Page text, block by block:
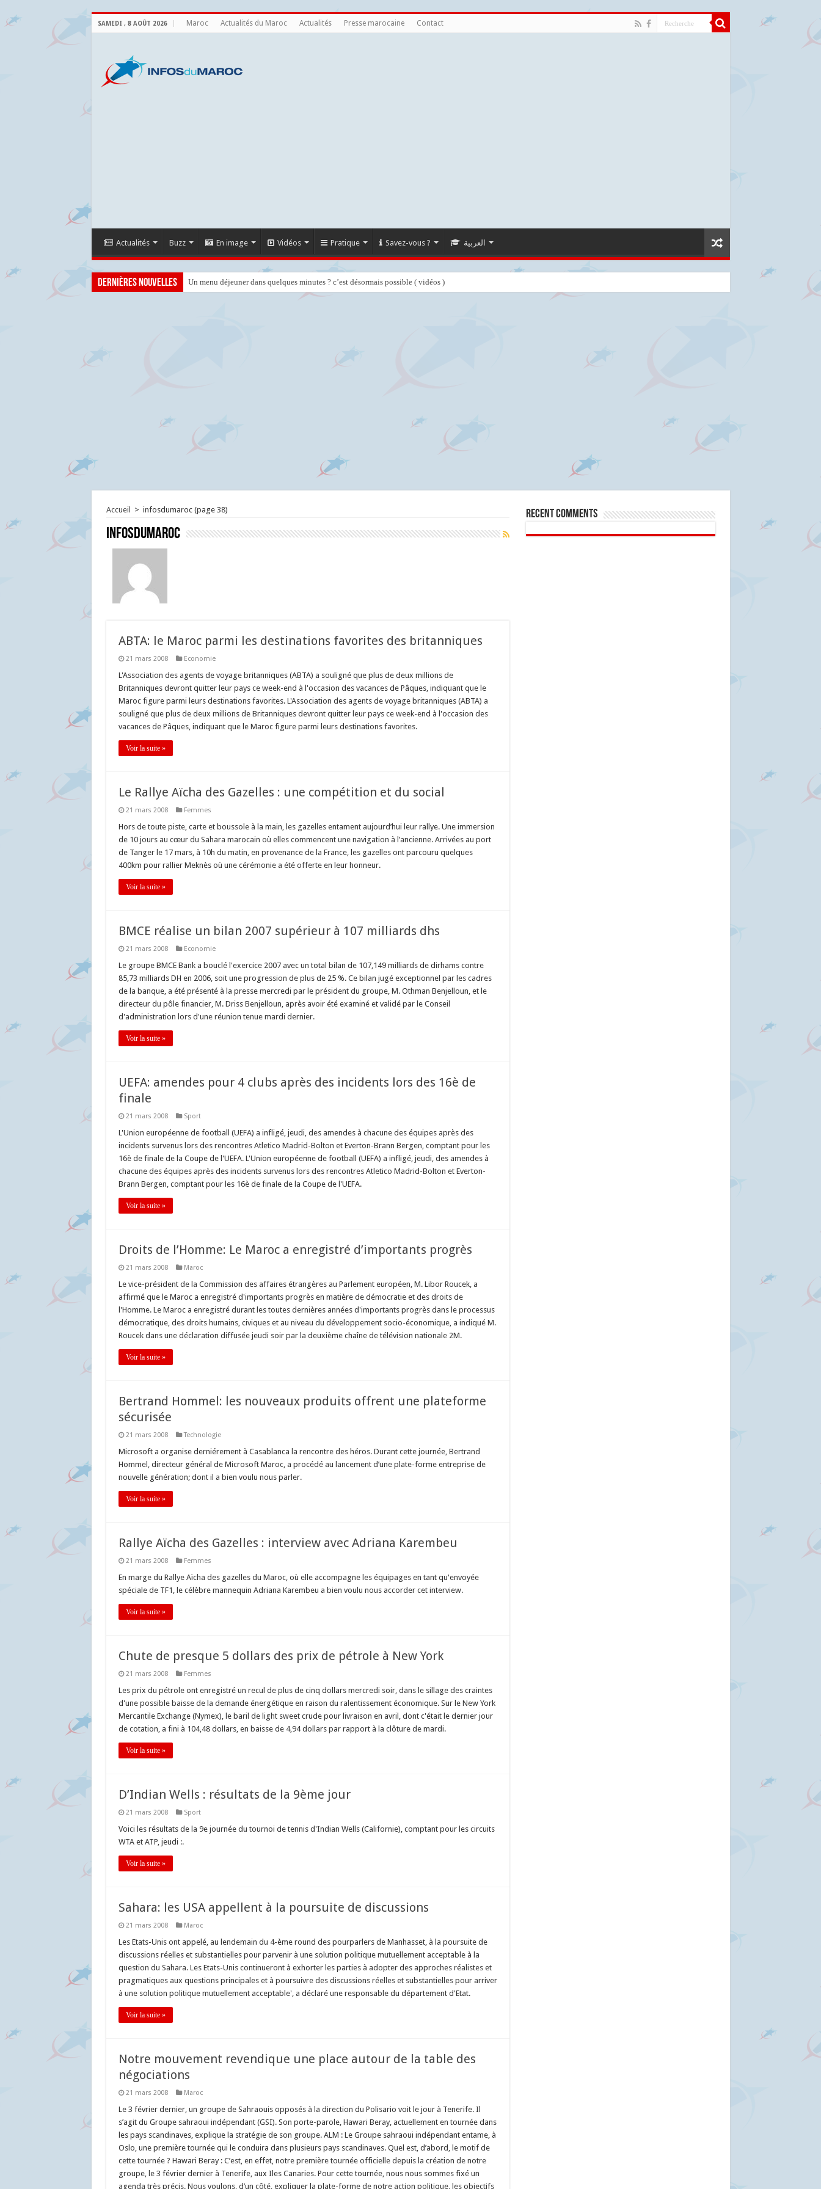
SAMEDI , 8 AOÛT 2026 Maroc Actualités du Maroc Actualités Presse marocaine Contact
Actualités Buzz En image Vidéos Pratique Savez-vous ? العربية
Dernières nouvelles Un menu déjeuner dans quelques minutes ? c’est désormais possible ( vidéos )
Accueil > infosdumaroc(page 38)
infosdumaroc
ABTA: le Maroc parmi les destinations favorites des britanniques
21 mars 2008 Economie
L'Association des agents de voyage britanniques (ABTA) a souligné que plus de deux millions de
Britanniques devront quitter leur pays ce week-end à l'occasion des vacances de Pâques, indiquant que le
Maroc figure parmi leurs destinations favorites. L'Association des agents de voyage britanniques (ABTA) a
souligné que plus de deux millions de Britanniques devront quitter leur pays ce week-end à l'occasion des
vacances de Pâques, indiquant que le Maroc figure parmi leurs destinations favorites.
Voir la suite »
Le Rallye Aïcha des Gazelles : une compétition et du social
21 mars 2008 Femmes
Hors de toute piste, carte et boussole à la main, les gazelles entament aujourd’hui leur rallye. Une immersion
de 10 jours au cœur du Sahara marocain où elles commencent une navigation à l’ancienne. Arrivées au port
de Tanger le 17 mars, à 10h du matin, en provenance de la France, les gazelles ont parcouru quelques
400km pour rallier Meknès où une cérémonie a été offerte en leur honneur.
Voir la suite »
BMCE réalise un bilan 2007 supérieur à 107 milliards dhs
21 mars 2008 Economie
Le groupe BMCE Bank a bouclé l'exercice 2007 avec un total bilan de 107,149 milliards de dirhams contre
85,73 milliards DH en 2006, soit une progression de plus de 25 %. Ce bilan jugé exceptionnel par les cadres
de la banque, a été présenté à la presse mercredi par le président du groupe, M. Othman Benjelloun, et le
directeur du pôle financier, M. Driss Benjelloun, après avoir été examiné et validé par le Conseil
d'administration lors d'une réunion tenue mardi dernier.
Voir la suite »
UEFA: amendes pour 4 clubs après des incidents lors des 16è de
finale
21 mars 2008 Sport
L'Union européenne de football (UEFA) a infligé, jeudi, des amendes à chacune des équipes après des
incidents survenus lors des rencontres Atletico Madrid-Bolton et Everton-Brann Bergen, comptant pour les
16è de finale de la Coupe de l'UEFA. L'Union européenne de football (UEFA) a infligé, jeudi, des amendes à
chacune des équipes après des incidents survenus lors des rencontres Atletico Madrid-Bolton et Everton-
Brann Bergen, comptant pour les 16è de finale de la Coupe de l'UEFA.
Voir la suite »
Droits de l’Homme: Le Maroc a enregistré d’importants progrès
21 mars 2008 Maroc
Le vice-président de la Commission des affaires étrangères au Parlement européen, M. Libor Roucek, a
affirmé que le Maroc a enregistré d'importants progrès en matière de démocratie et des droits de
l'Homme. Le Maroc a enregistré durant les toutes dernières années d'importants progrès dans le processus
démocratique, des droits humains, civiques et au niveau du développement socio-économique, a indiqué M.
Roucek dans une déclaration diffusée jeudi soir par la deuxième chaîne de télévision nationale 2M.
Voir la suite »
Bertrand Hommel: les nouveaux produits offrent une plateforme
sécurisée
21 mars 2008 Technologie
Microsoft a organise derniérement à Casablanca la rencontre des héros. Durant cette journée, Bertrand
Hommel, directeur général de Microsoft Maroc, a procédé au lancement d’une plate-forme entreprise de
nouvelle génération; dont il a bien voulu nous parler.
Voir la suite »
Rallye Aïcha des Gazelles : interview avec Adriana Karembeu
21 mars 2008 Femmes
En marge du Rallye Aïcha des gazelles du Maroc, où elle accompagne les équipages en tant qu'envoyée
spéciale de TF1, le célèbre mannequin Adriana Karembeu a bien voulu nous accorder cet interview.
Voir la suite »
Chute de presque 5 dollars des prix de pétrole à New York
21 mars 2008 Femmes
Les prix du pétrole ont enregistré un recul de plus de cinq dollars mercredi soir, dans le sillage des craintes
d'une possible baisse de la demande énergétique en raison du ralentissement économique. Sur le New York
Mercantile Exchange (Nymex), le baril de light sweet crude pour livraison en avril, dont c'était le dernier jour
de cotation, a fini à 104,48 dollars, en baisse de 4,94 dollars par rapport à la clôture de mardi.
Voir la suite »
D’Indian Wells : résultats de la 9ème jour
21 mars 2008 Sport
Voici les résultats de la 9e journée du tournoi de tennis d'Indian Wells (Californie), comptant pour les circuits
WTA et ATP, jeudi :.
Voir la suite »
Sahara: les USA appellent à la poursuite de discussions
21 mars 2008 Maroc
Les Etats-Unis ont appelé, au lendemain du 4-ème round des pourparlers de Manhasset, à la poursuite de
discussions réelles et substantielles pour parvenir à une solution politique mutuellement acceptable à la
question du Sahara. Les Etats-Unis continueront à exhorter les parties à adopter des approches réalistes et
pragmatiques aux questions principales et à poursuivre des discussions réelles et substantielles pour arriver
à une solution politique mutuellement acceptable', a déclaré une responsable du département d'Etat.
Voir la suite »
Notre mouvement revendique une place autour de la table des
négociations
21 mars 2008 Maroc
Le 3 février dernier, un groupe de Sahraouis opposés à la direction du Polisario voit le jour à Tenerife. Il
s’agit du Groupe sahraoui indépendant (GSI). Son porte-parole, Hawari Beray, actuellement en tournée dans
les pays scandinaves, explique la stratégie de son groupe. ALM : Le Groupe sahraoui indépendant entame, à
Oslo, une première tournée qui le conduira dans plusieurs pays scandinaves. Quel est, d’abord, le motif de
cette tournée ? Hawari Beray : C’est, en effet, notre première tournée officielle depuis la création de notre
groupe, le 3 février dernier à Tenerife, aux Iles Canaries. Pour cette tournée, nous nous sommes fixé un
agenda très précis. Nous voulons, d’un côté, expliquer la plate-forme de notre action politique, les objectifs
Recent Comments